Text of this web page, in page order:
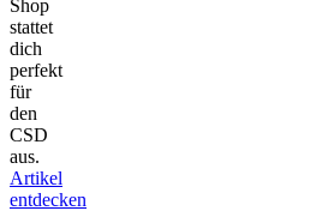
Shop
stattet
dich
perfekt
für
den
CSD
aus.
Artikel
entdecken